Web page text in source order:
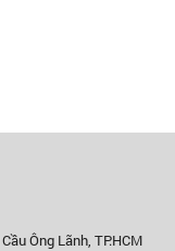
Ông Lãnh, TP.HCM